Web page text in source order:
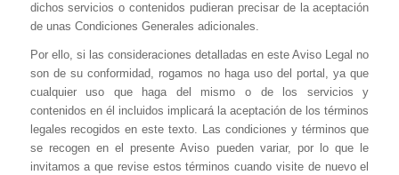
dichos servicios o contenidos pudieran precisar de la aceptación
de unas Condiciones Generales adicionales.
Por ello, si las consideraciones detalladas en este Aviso Legal no
son de su conformidad, rogamos no haga uso del portal, ya que
cualquier uso que haga del mismo o de los servicios y
contenidos en él incluidos implicará la aceptación de los términos
legales recogidos en este texto. Las condiciones y términos que
se recogen en el presente Aviso pueden variar, por lo que le
invitamos a que revise estos términos cuando visite de nuevo el